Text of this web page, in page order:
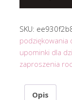
SKU:
podziękowania
upominki dla
zaproszenia
Opis